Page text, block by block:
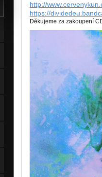
http://
https://
Děkujeme za zakoupení